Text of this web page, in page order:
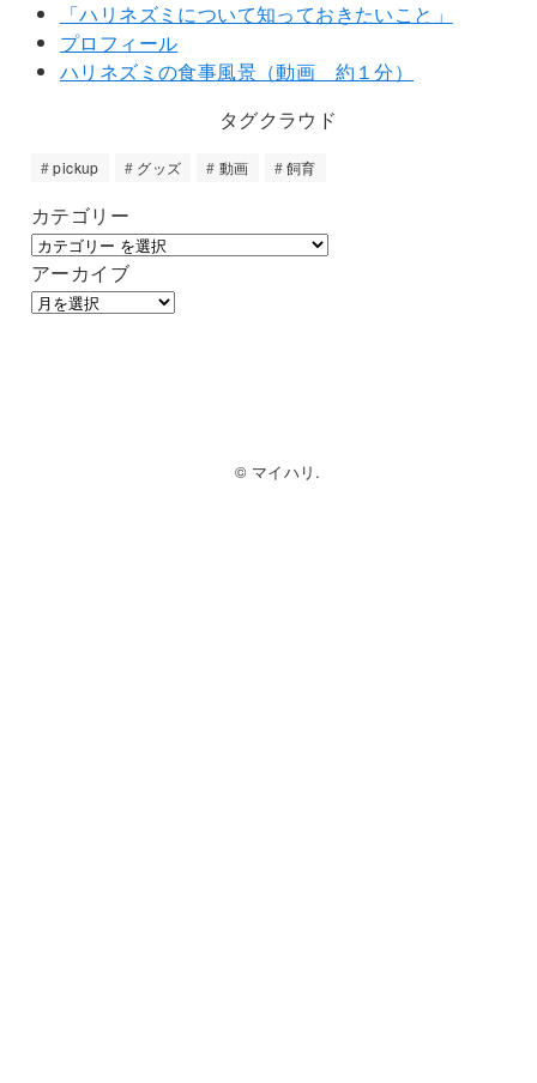
「ハリネズミについて知っておきたいこと」
プロフィール
ハリネズミの食事風景（動画 約１分）
タグクラウド
pickup グッズ 動画 飼育
カテゴリー
アーカイブ
© マイハリ.